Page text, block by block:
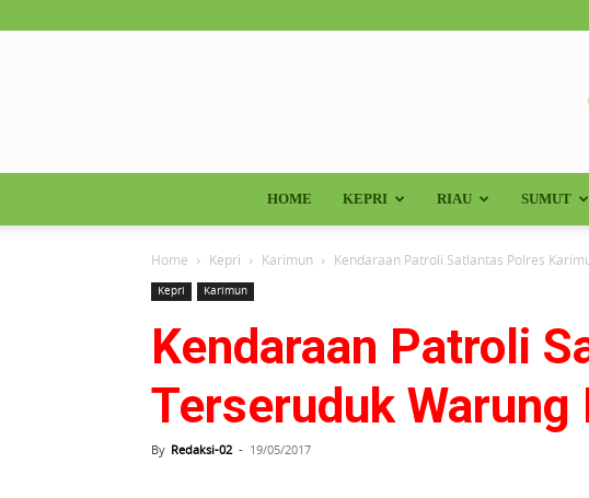
HOME KEPRI RIAU SUMUT
Home Kepri Karimun Kendaraan Patroli Satlantas Polres
Kepri Karimun
Kendaraan Patroli
Terseruduk Warung
By Redaksi-02 - 19/05/2017